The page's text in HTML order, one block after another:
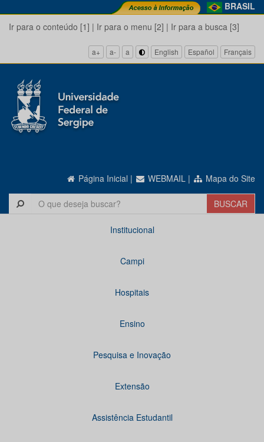
BRASIL
Ir para o conteúdo [1] | Ir para o menu [2] | Ir para a busca [3]
a+ a- a English Español Français
Página Inicial | WEBMAIL | Mapa do Site
Institucional
Campi
Hospitais
Ensino
Pesquisa e Inovação
Extensão
Assistência Estudantil